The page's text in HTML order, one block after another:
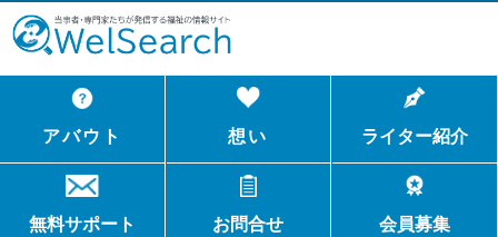
WelSerch
アバウト 想い ライター紹介
無料サポート お問合せ 会員募集